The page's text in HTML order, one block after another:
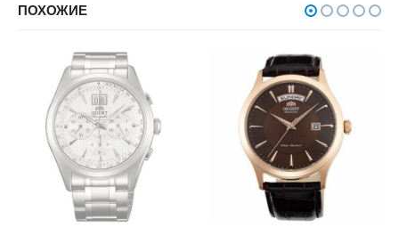
ПОХОЖИЕ
НЕТ В НАЛИЧИИ